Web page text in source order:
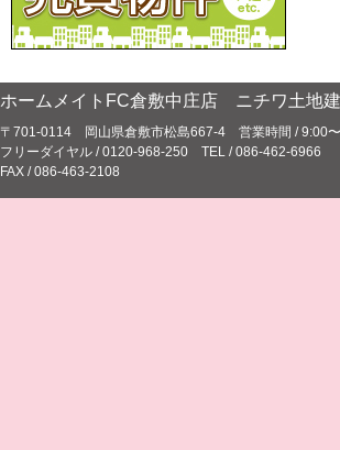
ホームメイトFC倉敷中庄店 ニチワ土地
〒701-0114 岡山県倉敷市松島667-4 営業時間 / 9:00
フリーダイヤル / 0120-968-250 TEL / 086-462-6966
FAX / 086-463-2108